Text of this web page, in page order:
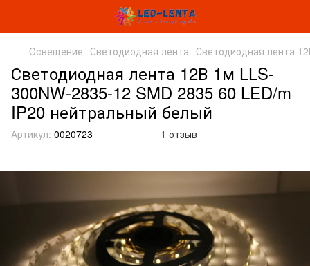
Освещение Светодиодная лента Светодиодная лента
Светодиодная лента 12В 1м LLS-
300NW-2835-12 SMD 2835 60 LED/m
IP20 нейтральный белый
Артикул: 0020723 1 отзыв